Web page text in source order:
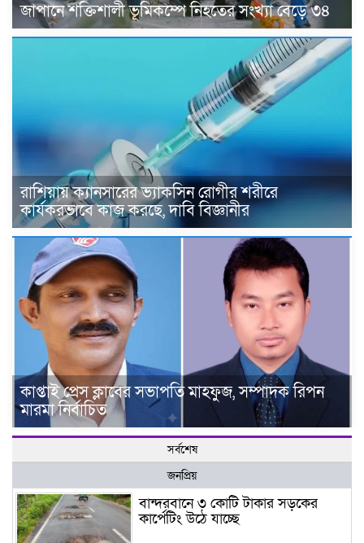
জাপানে শক্তিশালী ভূমিকম্পে নিহতের সংখ্যা বেড়ে ৩৪
রাশিয়ায় ক্যানসারের ভ্যাকসিন রোগীর শরীরে
কার্যকরভাবে কাজ করছে, দাবি বিজ্ঞানীর
কাপ্তাই প্রেস ক্লাবের সভাপতি মাহফুজ, সম্পাদক রিপন
মারমা নির্বাচিত
সর্বশেষ
জনপ্রিয়
বান্দরবানে ৩ কোটি টাকার সড়কের
কার্পেটিং উঠে যাচ্ছে